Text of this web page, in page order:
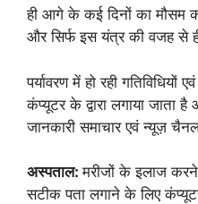
ही आगे के कई दिनों का मौसम
और सिर्फ इस यंत्र की वजह से
पर्यावरण में हो रही
कंप्यूटर के द्वारा लगाया जाता
जानकारी समाचार एवं न्यूज़
अस्पताल:मरीजों के इलाज करने
सटीक पता लगाने के लिए